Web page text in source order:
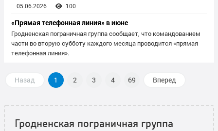
05.06.2026 100
«Прямая телефонная линия» в июне
Гродненская пограничная группа сообщает, что командованием
части во вторую субботу каждого месяца проводится «прямая
телефонная линия».
Назад 1 2 3 4 69 Вперед
Гродненская пограничная группа